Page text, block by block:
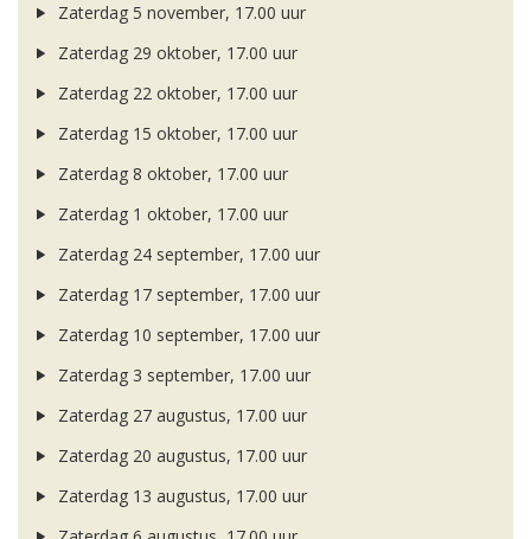
Zaterdag 5 november, 17.00 uur
Zaterdag 29 oktober, 17.00 uur
Zaterdag 22 oktober, 17.00 uur
Zaterdag 15 oktober, 17.00 uur
Zaterdag 8 oktober, 17.00 uur
Zaterdag 1 oktober, 17.00 uur
Zaterdag 24 september, 17.00 uur
Zaterdag 17 september, 17.00 uur
Zaterdag 10 september, 17.00 uur
Zaterdag 3 september, 17.00 uur
Zaterdag 27 augustus, 17.00 uur
Zaterdag 20 augustus, 17.00 uur
Zaterdag 13 augustus, 17.00 uur